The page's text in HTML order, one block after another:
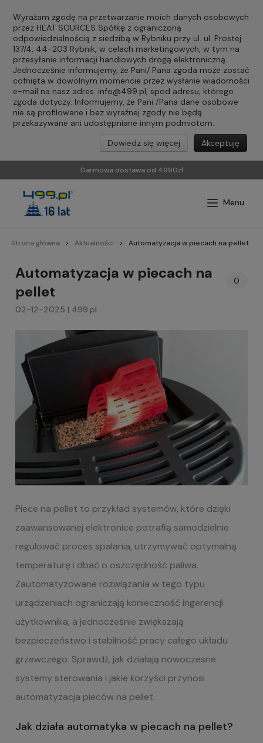
Wyrażam zgodę na przetwarzanie moich danych osobowych
przez HEAT SOURCES Spółkę z ograniczoną
odpowiedzialnością z siedzibą w Rybniku przy ul. ul. Prostej
137/4, 44-203 Rybnik, w celach marketingowych, w tym na
przesyłanie informacji handlowych drogą elektroniczną.
Jednocześnie informujemy, że Pani/ Pana zgoda może zostać
cofnięta w dowolnym momencie przez wysłanie wiadomości
e-mail na nasz adres: info@499.pl, spod adresu, którego
zgoda dotyczy. Informujemy, że Pani /Pana dane osobowe
nie są profilowane i bez wyraźnej zgody nie będą
przekazywane ani udostępniane innym podmiotom.
Akceptuję
Dowiedz się więcej
Darmowa dostawa od 4990zł
Strona główna Aktualności Automatyzacja w piecach na pellet
Automatyzacja w piecach na
pellet
0
02-12-2025 | 499.pl
Piece na pellet to przykład systemów, które dzięki
zaawansowanej elektronice potrafią samodzielnie
regulować proces spalania, utrzymywać optymalną
temperaturę i dbać o oszczędność paliwa.
Zautomatyzowane rozwiązania w tego typu
urządzeniach ograniczają konieczność ingerencji
użytkownika, a jednocześnie zwiększają
bezpieczeństwo i stabilność pracy całego układu
grzewczego. Sprawdź, jak działają nowoczesne
systemy sterowania i jakie korzyści przynosi
automatyzacja pieców na pellet.
Jak działa automatyka w piecach na pellet?